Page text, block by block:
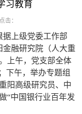
习教育
点击：
据上级党委工作部
金融研究院（人大重
上午，党支部全体
下午，举办专题组
阳高级研究员、中
“中国银行业百年发